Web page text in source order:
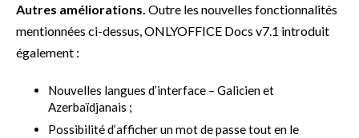
Autres améliorations. Outre les nouvelles fonctionnalités
mentionnées ci-dessus, ONLYOFFICE Docs v7.1 introduit
également :
Nouvelles langues d’interface – Galicien et
Azerbaïdjanais ;
Possibilité d’afficher un mot de passe tout en le